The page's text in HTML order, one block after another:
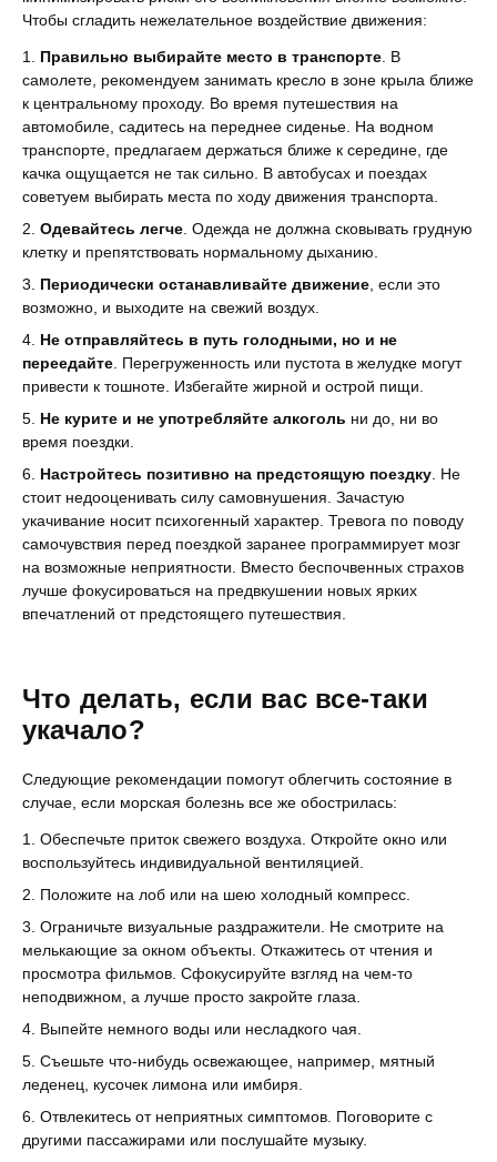
Чтобы сгладить нежелательное воздействие движения:
Правильно выбирайте место в транспорте . В
самолете, рекомендуем занимать кресло в зоне крыла ближе
к центральному проходу. Во время путешествия на
автомобиле, садитесь на переднее сиденье. На водном
транспорте, предлагаем держаться ближе к середине, где
качка ощущается не так сильно. В автобусах и поездах
советуем выбирать места по ходу движения транспорта.
Одевайтесь легче . Одежда не должна сковывать грудную
клетку и препятствовать нормальному дыханию.
Периодически останавливайте движение , если это
возможно, и выходите на свежий воздух.
Не отправляйтесь в путь голодными, но и не
переедайте . Перегруженность или пустота в желудке могут
привести к тошноте. Избегайте жирной и острой пищи.
Не курите и не употребляйте алкоголь ни до, ни во
время поездки.
Настройтесь позитивно на предстоящую поездку . Не
стоит недооценивать силу самовнушения. Зачастую
укачивание носит психогенный характер. Тревога по поводу
самочувствия перед поездкой заранее программирует мозг
на возможные неприятности. Вместо беспочвенных страхов
лучше фокусироваться на предвкушении новых ярких
впечатлений от предстоящего путешествия.
Что делать, если вас все-таки
укачало?
Следующие рекомендации помогут облегчить состояние в
случае, если морская болезнь все же обострилась:
Обеспечьте приток свежего воздуха. Откройте окно или
воспользуйтесь индивидуальной вентиляцией.
Положите на лоб или на шею холодный компресс.
Ограничьте визуальные раздражители. Не смотрите на
мелькающие за окном объекты. Откажитесь от чтения и
просмотра фильмов. Сфокусируйте взгляд на чем-то
неподвижном, а лучше просто закройте глаза.
Выпейте немного воды или несладкого чая.
Съешьте что-нибудь освежающее, например, мятный
леденец, кусочек лимона или имбиря.
Отвлекитесь от неприятных симптомов. Поговорите с
другими пассажирами или послушайте музыку.